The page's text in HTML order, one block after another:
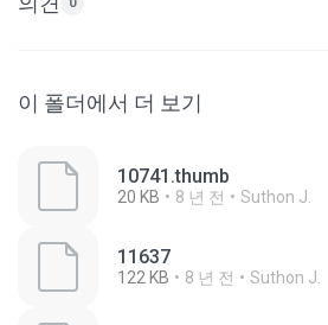
이 폴더에서 더 보기
10741.thumb
20 KB 8 년 전 Suthon J.
11637
122 KB 8 년 전 Suthon J.